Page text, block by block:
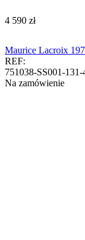
‍4 590‍ zł
Maurice Lacroix
REF:
751038-SS001-131-
Na zamówienie